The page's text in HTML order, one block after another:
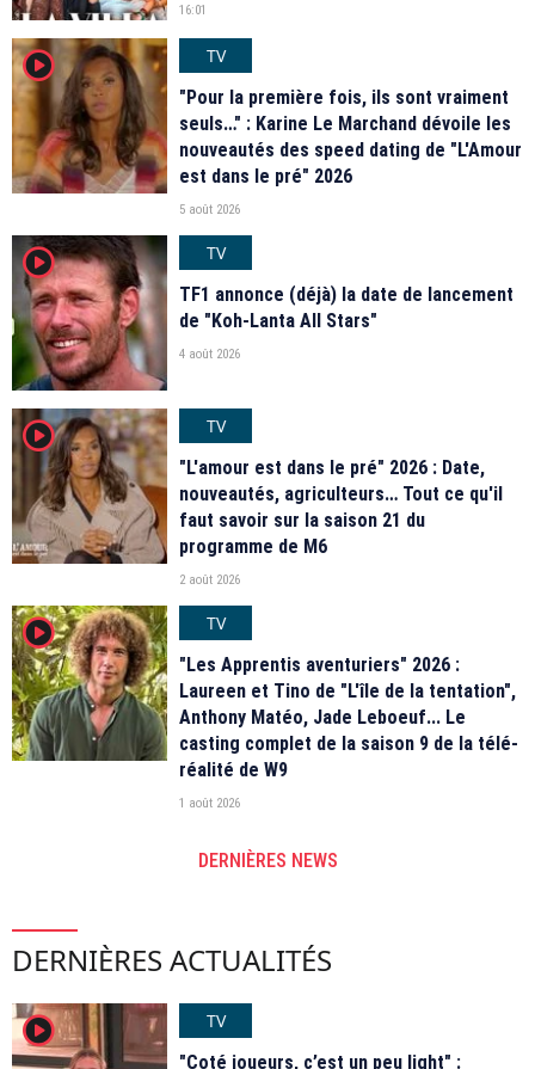
16:01
player2
TV
"Pour la première fois, ils sont vraiment
seuls…" : Karine Le Marchand dévoile les
nouveautés des speed dating de "L'Amour
est dans le pré" 2026
5 août 2026
player2
TV
TF1 annonce (déjà) la date de lancement
de "Koh-Lanta All Stars"
4 août 2026
player2
TV
"L'amour est dans le pré" 2026 : Date,
nouveautés, agriculteurs… Tout ce qu'il
faut savoir sur la saison 21 du
programme de M6
2 août 2026
player2
TV
"Les Apprentis aventuriers" 2026 :
Laureen et Tino de "L'île de la tentation",
Anthony Matéo, Jade Leboeuf... Le
casting complet de la saison 9 de la télé-
réalité de W9
1 août 2026
DERNIÈRES NEWS
DERNIÈRES ACTUALITÉS
player2
TV
"Coté joueurs, c’est un peu light" :